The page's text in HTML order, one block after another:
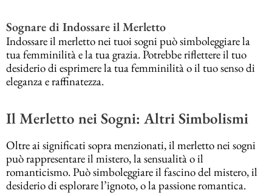
Sognare di Indossare il Merletto
Indossare il merletto nei tuoi sogni può simboleggiare la
tua femminilità e la tua grazia. Potrebbe riflettere il tuo
desiderio di esprimere la tua femminilità o il tuo senso di
eleganza e raffinatezza.
Il Merletto nei Sogni: Altri Simbolismi
Oltre ai significati sopra menzionati, il merletto nei sogni
può rappresentare il mistero, la sensualità o il
romanticismo. Può simboleggiare il fascino del mistero, il
desiderio di esplorare l’ignoto, o la passione romantica.